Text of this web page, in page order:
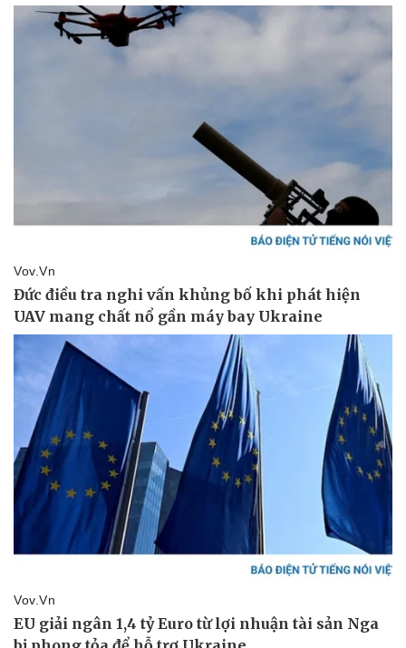
Pháp luật
Quân sự - Quốc phòng
Việt Nam
Thế giới thể thao
eSports
Hậu trường
Ô tô - Xe máy